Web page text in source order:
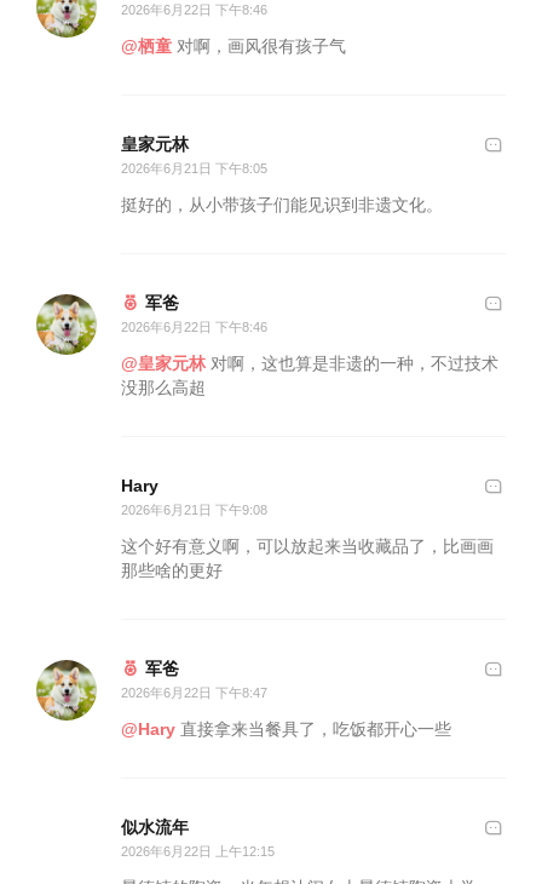
2026年6月22日 下午8:46
@栖童 对啊，画风很有孩子气
皇家元林
2026年6月21日 下午8:05
挺好的，从小带孩子们能见识到非遗文化。
军爸
2026年6月22日 下午8:46
@皇家元林对啊，这也算是非遗的一种，不过技术
没那么高超
Hary
2026年6月21日 下午9:08
这个好有意义啊，可以放起来当收藏品了，比画画
那些啥的更好
军爸
2026年6月22日 下午8:47
@Hary 直接拿来当餐具了，吃饭都开心一些
似水流年
2026年6月22日 上午12:15